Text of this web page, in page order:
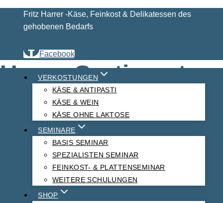
Fritz Harrer -Käse, Feinkost & Delikatessen des
gehobenen Bedarfs
Facebook
VERKOSTUNGEN
KÄSE & ANTIPASTI
KÄSE & WEIN
KÄSE OHNE LAKTOSE
SEMINARE
BASIS SEMINAR
SPEZIALISTEN SEMINAR
FEINKOST- & PLATTENSEMINAR
WEITERE SCHULUNGEN
SHOP
Kräutergeschmack“
Unser Sortiment
mild mit
Kräutergeschmack